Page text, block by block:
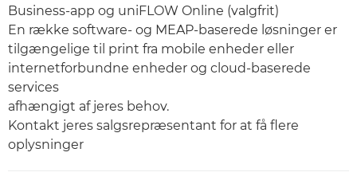
Business-app og uniFLOW Online (valgfrit)
En række software- og MEAP-baserede løsninger er
tilgængelige til print fra mobile enheder eller
internetforbundne enheder og cloud-baserede
services
afhængigt af jeres behov.
Kontakt jeres salgsrepræsentant for at få flere
oplysninger